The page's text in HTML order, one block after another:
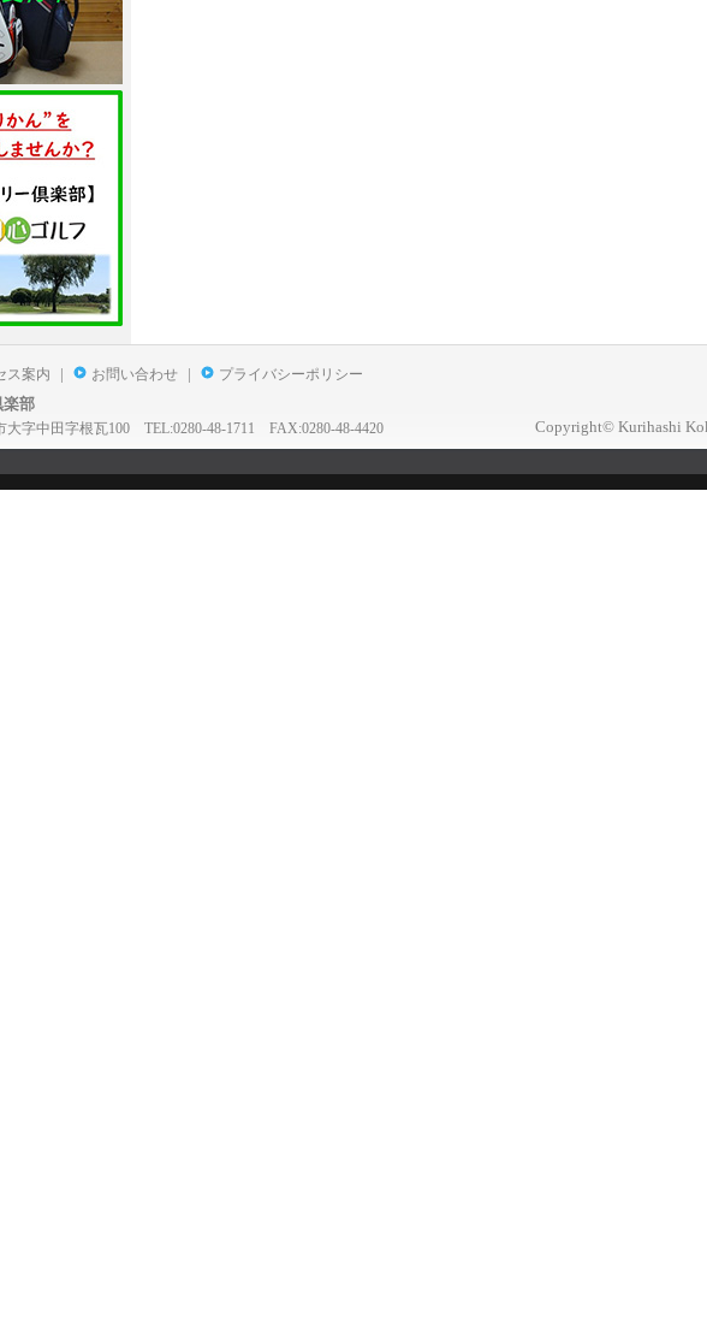
ス案内 | お問い合わせ | プライバシーポリシー
楽部
大字中田字根瓦100 TEL:0280-48-1711 FAX:0280-48-4420 Copyright© Kurihashi